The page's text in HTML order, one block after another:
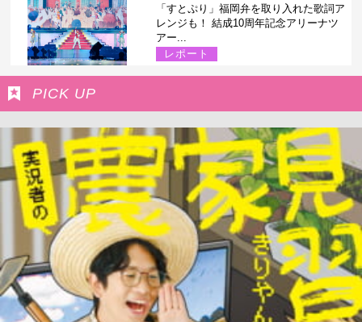
「すとぷり」福岡弁を取り入れた歌詞ア
レンジも！ 結成10周年記念アリーナツ
アー...
レポート
PICK UP